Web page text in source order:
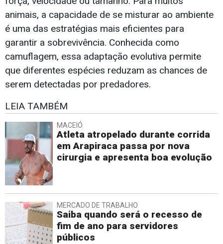
animais, a capacidade de se misturar ao ambiente
é uma das estratégias mais eficientes para
garantir a sobrevivência. Conhecida como
camuflagem, essa adaptação evolutiva permite
que diferentes espécies reduzam as chances de
serem detectadas por predadores.
LEIA TAMBÉM
MACEIÓ
Atleta atropelado durante corrida
em Arapiraca passa por nova
cirurgia e apresenta boa evolução
MERCADO DE TRABALHO
Saiba quando será o recesso de
fim de ano para servidores
públicos